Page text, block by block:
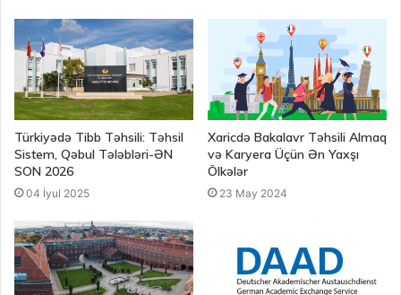
Türkiyədə Tibb Təhsili: Təhsil
Sistem, Qəbul Tələbləri-ƏN
SON 2026
04 İyul 2025
Xaricdə Bakalavr Təhsili Almaq
və Karyera Üçün Ən Yaxşı
Ölkələr
23 May 2024